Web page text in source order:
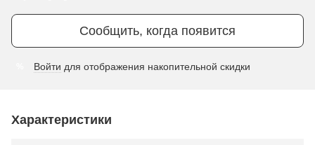
Сообщить, когда появится
Войти для отображения накопительной скидки
Характеристики